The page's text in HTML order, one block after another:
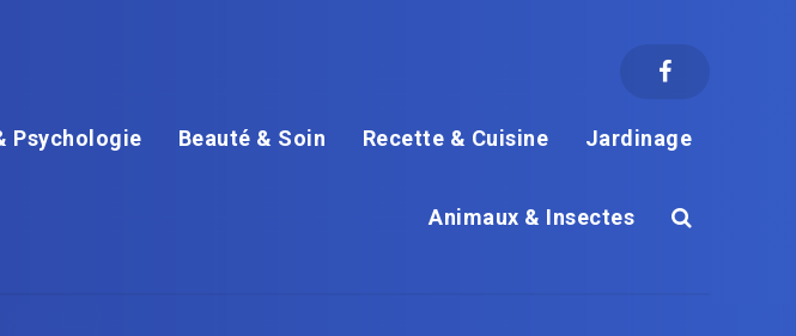
Psychologie Beauté & Soin Recette & Cuisine Jardinage
Animaux & Insectes